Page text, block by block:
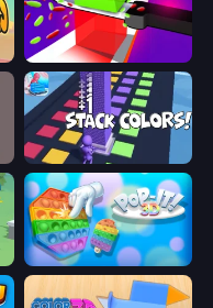
Jelly Restaurant
Stack Colors
Pop It 3D